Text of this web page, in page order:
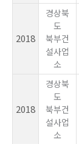
2018
경상북
도
북부건
설사업
소
2018
경상북
도
북부건
설사업
소